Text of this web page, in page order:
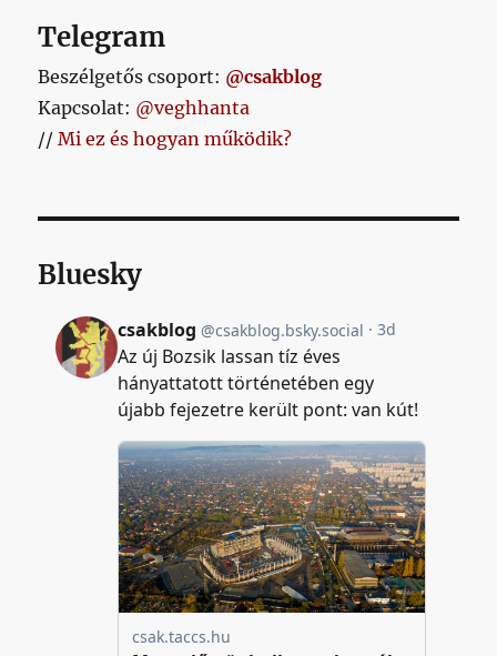
Telegram
Beszélgetős csoport: @csakblog
Kapcsolat: @veghhanta
//Mi ez és hogyan működik?
Bluesky